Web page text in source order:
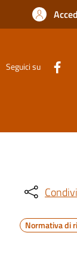
Seguici su
Normativa di